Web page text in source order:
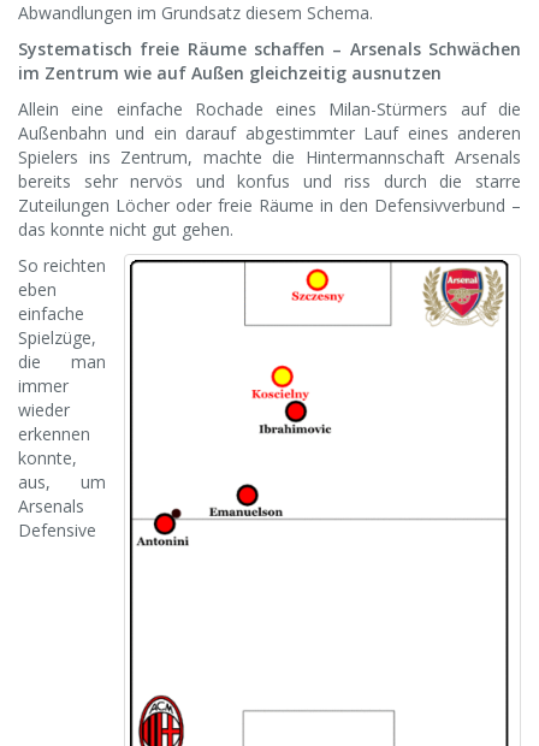
Abwandlungen im Grundsatz diesem Schema.
Systematisch freie Räume schaffen – Arsenals Schwächen
im Zentrum wie auf Außen gleichzeitig ausnutzen
Allein eine einfache Rochade eines Milan-Stürmers auf die
Außenbahn und ein darauf abgestimmter Lauf eines anderen
Spielers ins Zentrum, machte die Hintermannschaft Arsenals
bereits sehr nervös und konfus und riss durch die starre
Zuteilungen Löcher oder freie Räume in den Defensivverbund –
das konnte nicht gut gehen.
So reichten
eben
einfache
Spielzüge,
die man
immer
wieder
erkennen
konnte,
aus, um
Arsenals
Defensive